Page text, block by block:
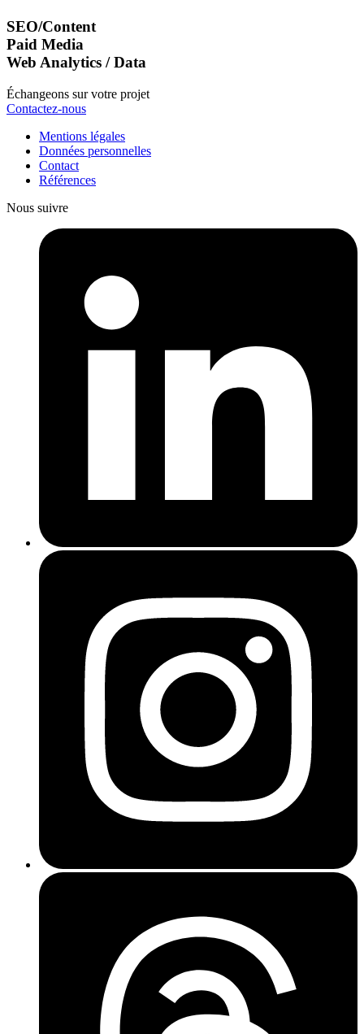
SEO/Content
Paid Media
Web Analytics / Data
Échangeons sur votre projet
Contactez-nous
Mentions légales
Données personnelles
Contact
Références
Nous suivre